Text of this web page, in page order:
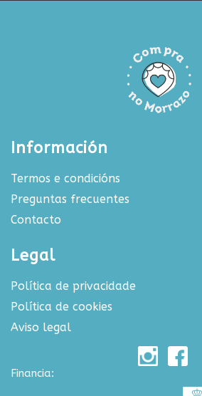
Información
Termos e condicións
Preguntas frecuentes
Contacto
Legal
Política de privacidade
Política de cookies
Aviso legal
Financia: